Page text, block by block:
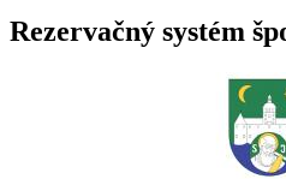
Rezervačný systém